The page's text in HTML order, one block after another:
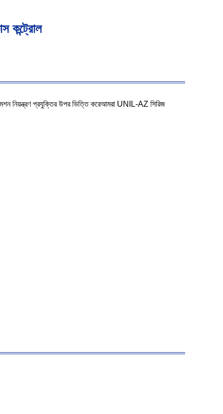
কন্ট্রোল
নিয়ন্ত্রণ প্রযুক্তির উপর ভিত্তি করেআমরা UNIL-AZ সিরিজ